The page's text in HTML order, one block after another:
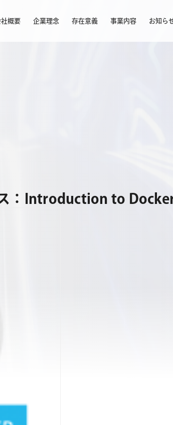
社概要 企業理念 存在意義 事業内容 お知ら
：Introduction to